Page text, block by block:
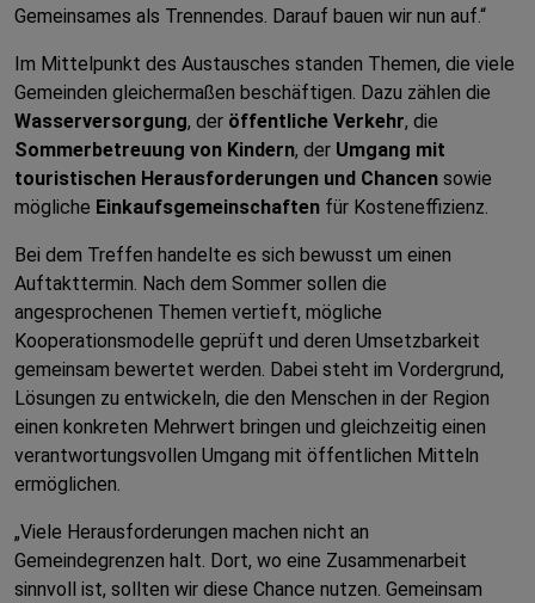
Gemeinsames als Trennendes. Darauf bauen wir nun auf.“
Im Mittelpunkt des Austausches standen Themen, die viele
Gemeinden gleichermaßen beschäftigen. Dazu zählen die
Wasserversorgung, der öffentliche Verkehr, die
Sommerbetreuung von Kindern, der Umgang mit
touristischen Herausforderungen und Chancen sowie
mögliche Einkaufsgemeinschaften für Kosteneffizienz.
Bei dem Treffen handelte es sich bewusst um einen
Auftakttermin. Nach dem Sommer sollen die
angesprochenen Themen vertieft, mögliche
Kooperationsmodelle geprüft und deren Umsetzbarkeit
gemeinsam bewertet werden. Dabei steht im Vordergrund,
Lösungen zu entwickeln, die den Menschen in der Region
einen konkreten Mehrwert bringen und gleichzeitig einen
verantwortungsvollen Umgang mit öffentlichen Mitteln
ermöglichen.
„Viele Herausforderungen machen nicht an
Gemeindegrenzen halt. Dort, wo eine Zusammenarbeit
sinnvoll ist, sollten wir diese Chance nutzen. Gemeinsam